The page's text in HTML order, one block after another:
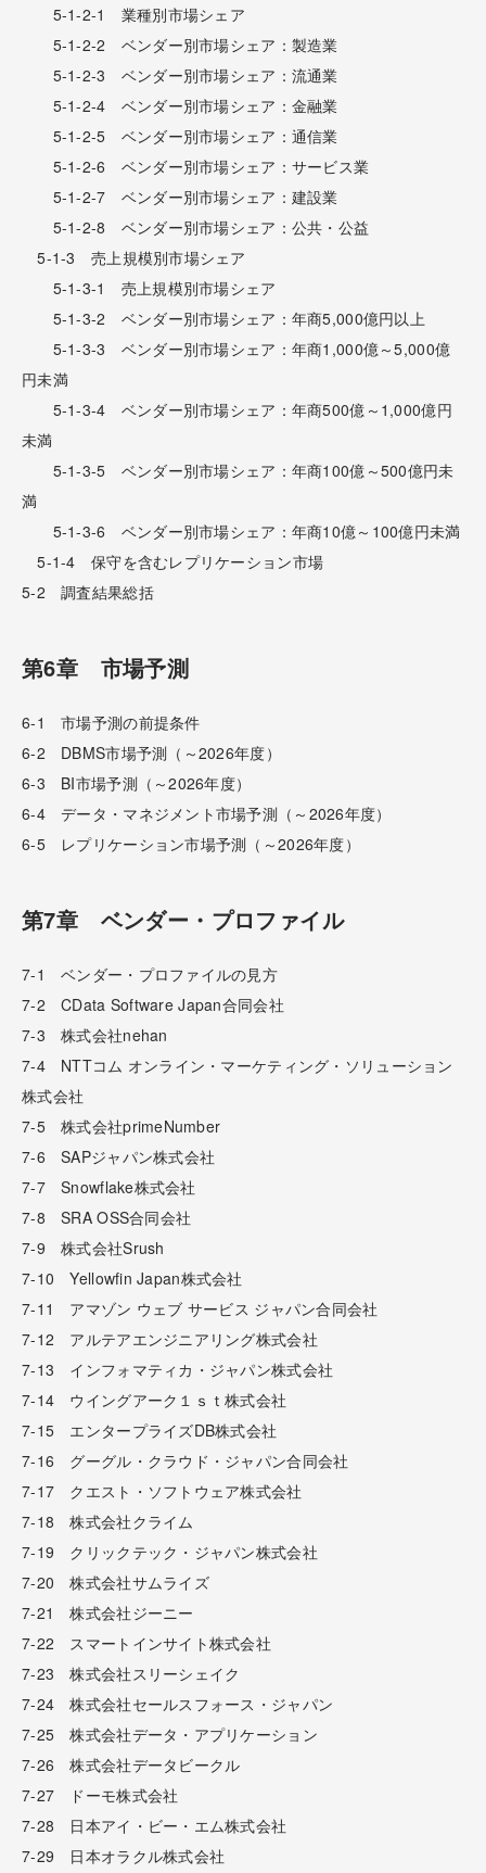
5-1-2-1 業種別市場シェア
5-1-2-2 ベンダー別市場シェア：製造業
5-1-2-3 ベンダー別市場シェア：流通業
5-1-2-4 ベンダー別市場シェア：金融業
5-1-2-5 ベンダー別市場シェア：通信業
5-1-2-6 ベンダー別市場シェア：サービス業
5-1-2-7 ベンダー別市場シェア：建設業
5-1-2-8 ベンダー別市場シェア：公共・公益
5-1-3 売上規模別市場シェア
5-1-3-1 売上規模別市場シェア
5-1-3-2 ベンダー別市場シェア：年商5,000億円以上
5-1-3-3 ベンダー別市場シェア：年商1,000億～5,000億
円未満
5-1-3-4 ベンダー別市場シェア：年商500億～1,000億円
未満
5-1-3-5 ベンダー別市場シェア：年商100億～500億円未
満
5-1-3-6 ベンダー別市場シェア：年商10億～100億円未満
5-1-4 保守を含むレプリケーション市場
5-2 調査結果総括
第6章 市場予測
6-1 市場予測の前提条件
6-2 DBMS市場予測（～2026年度）
6-3 BI市場予測（～2026年度）
6-4 データ・マネジメント市場予測（～2026年度）
6-5 レプリケーション市場予測（～2026年度）
第7章 ベンダー・プロファイル
7-1 ベンダー・プロファイルの見方
7-2 CData Software Japan合同会社
7-3 株式会社nehan
7-4 NTTコム オンライン・マーケティング・ソリューション
株式会社
7-5 株式会社primeNumber
7-6 SAPジャパン株式会社
7-7 Snowflake株式会社
7-8 SRA OSS合同会社
7-9 株式会社Srush
7-10 Yellowfin Japan株式会社
7-11 アマゾン ウェブ サービス ジャパン合同会社
7-12 アルテアエンジニアリング株式会社
7-13 インフォマティカ・ジャパン株式会社
7-14 ウイングアーク１ｓｔ株式会社
7-15 エンタープライズDB株式会社
7-16 グーグル・クラウド・ジャパン合同会社
7-17 クエスト・ソフトウェア株式会社
7-18 株式会社クライム
7-19 クリックテック・ジャパン株式会社
7-20 株式会社サムライズ
7-21 株式会社ジーニー
7-22 スマートインサイト株式会社
7-23 株式会社スリーシェイク
7-24 株式会社セールスフォース・ジャパン
7-25 株式会社データ・アプリケーション
7-26 株式会社データビークル
7-27 ドーモ株式会社
7-28 日本アイ・ビー・エム株式会社
7-29 日本オラクル株式会社